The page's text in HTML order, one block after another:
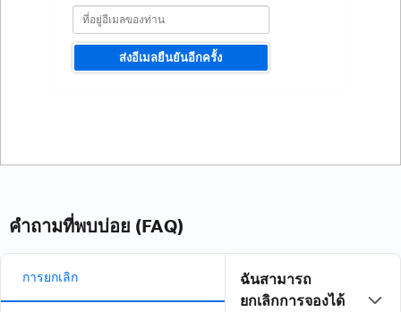
ส่งอีเมลยืนยันอีกครั้ง
คำถามที่พบบ่อย (FAQ)
การยกเลิก
ฉันสามารถ
ยกเลิกการจองได้